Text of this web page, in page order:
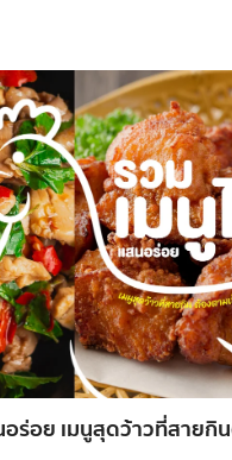
อร่อย เมนูสุดว้าวที่สายกิ